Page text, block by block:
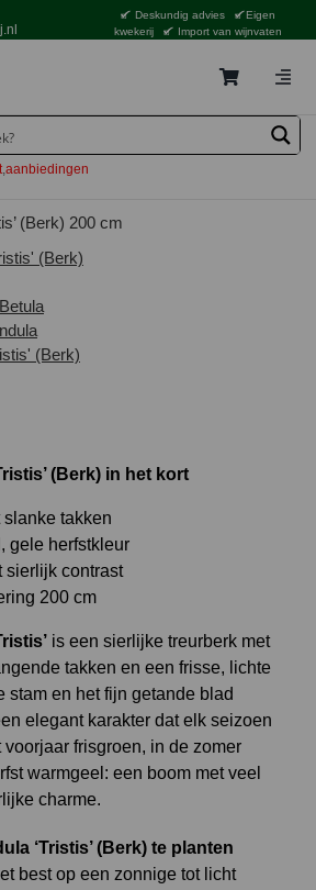
Deskundig advies
Eigen
kwekerij
Import van wijnvaten
aanbiedingen
(Berk) 200 cm
(Berk) in het kort
slanke takken
gele herfstkleur
sierlijk contrast
200 cm
is een sierlijke treurberk met
takken en een frisse, lichte
stam en het fijn getande blad
elegant karakter dat elk seizoen
voorjaar frisgroen, in de zomer
warmgeel: een boom met veel
charme.
‘Tristis’ (Berk) te planten
best op een zonnige tot licht